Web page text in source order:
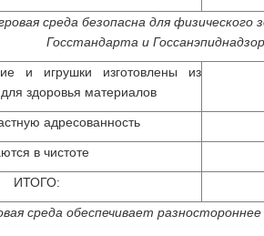
среда безопасна для физического
Госстандарта и
и игрушки изготовлены из
здоровья материалов
адресованность
в чистоте
ИТОГО:
среда обеспечивает